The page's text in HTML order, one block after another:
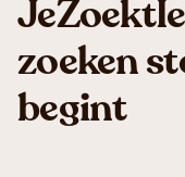
zoeken
begint